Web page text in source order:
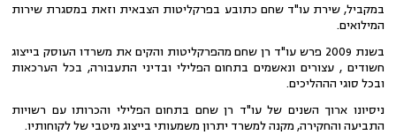
במקביל, שירת עו"ד שחם כתובע בפרקליטות הצבאית וזאת במסגרת שירות
המילואים.
בשנת 2009 פרש עו"ד רן שחם מהפרקליטות והקים את משרדו העוסק בייצוג
חשודים , עצורים ונאשמים בתחום הפלילי ובדיני התעבורה, בכל הערכאות
ובכל סוגי הההליכים.
ניסיונו ארוך השנים של עו"ד רן שחם בתחום הפלילי והכרותו עם רשויות
התביעה והחקירה, מקנה למשרד יתרון משמעותי בייצוג מיטבי של לקוחותיו.